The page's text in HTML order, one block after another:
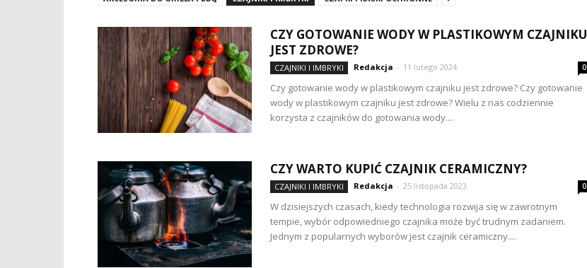
CZY GOTOWANIE WODY W PLASTIKOWYM CZAJNIKU
JEST ZDROWE?
CZAJNIKI I IMBRYKI Redakcja - 11 lutego 2024 0
Czy gotowanie wody w plastikowym czajniku jest zdrowe? Czy gotowanie
wody w plastikowym czajniku jest zdrowe? Wielu z nas codziennie
korzysta z czajników do gotowania wody....
CZY WARTO KUPIĆ CZAJNIK CERAMICZNY?
CZAJNIKI I IMBRYKI Redakcja - 25 listopada 2023 0
W dzisiejszych czasach, kiedy technologia rozwija się w zawrotnym
tempie, wybór odpowiedniego czajnika może być trudnym zadaniem.
Jednym z popularnych wyborów jest czajnik ceramiczny....